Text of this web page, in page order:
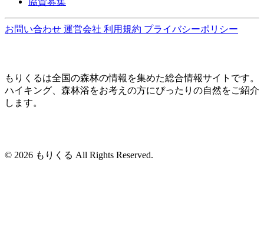
お問い合わせ 運営会社 利用規約 プライバシーポリシー
もりくるは全国の森林の情報を集めた総合情報サイトです。
ハイキング、森林浴をお考えの方にぴったりの自然をご紹介
します。
© 2026 もりくる All Rights Reserved.